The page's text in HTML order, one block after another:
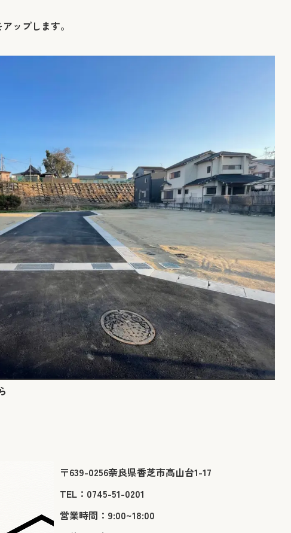
ップします。
〒639-0256奈良県香芝市高山台1-17
TEL：0745-51-0201
営業時間：9:00~18:00